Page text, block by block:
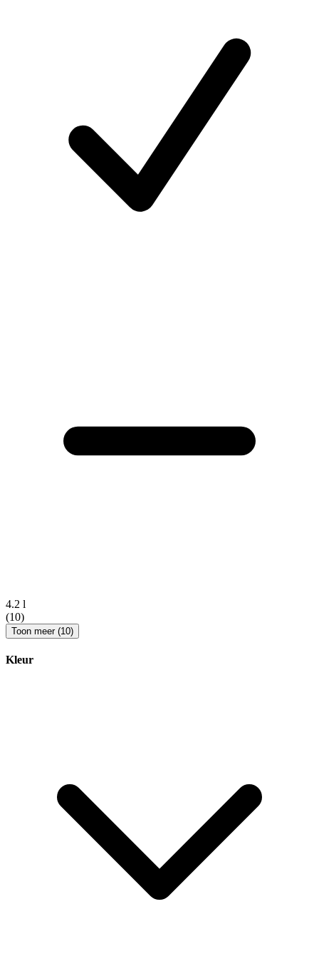
4.2 l
(10)
Toon meer (10)
Kleur